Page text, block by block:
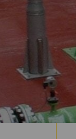
Digitalización
Automatización